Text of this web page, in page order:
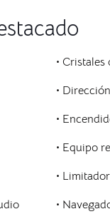
•
•
•
• Equipo
•
•